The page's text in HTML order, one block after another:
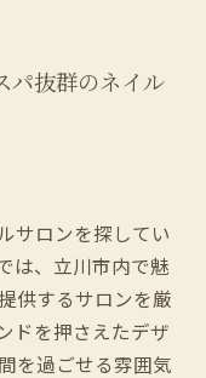
パ抜群のネイル
サロンを探してい
は、立川市内で魅
供するサロンを厳
ドを押さえたデザ
を過ごせる雰囲気